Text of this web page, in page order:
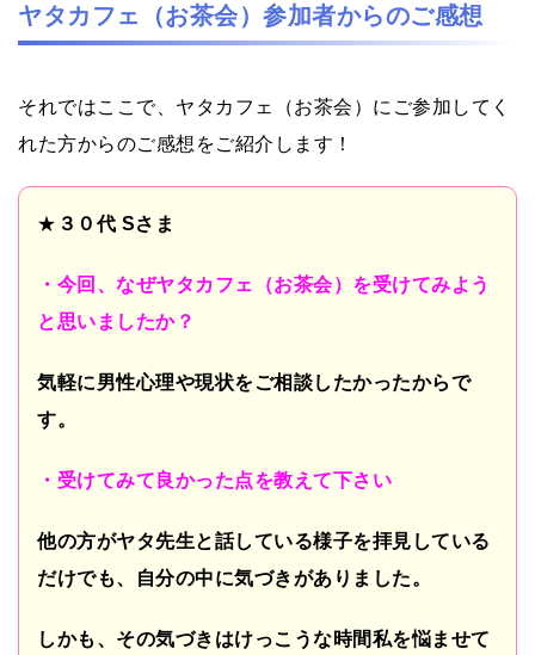
ヤタカフェ（お茶会）参加者からのご感想
それではここで、ヤタカフェ（お茶会）にご参加してく
れた方からのご感想をご紹介します！
★ ３０代 Sさま
・今回、なぜヤタカフェ（お茶会）を受けてみよう
と思いましたか？
気軽に男性心理や現状をご相談したかったからで
す。
・受けてみて良かった点を教えて下さい
他の方がヤタ先生と話している様子を拝見している
だけでも、自分の中に気づきがありました。
しかも、その気づきはけっこうな時間私を悩ませて